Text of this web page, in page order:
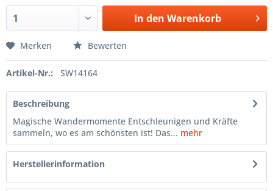
In den Warenkorb
Merken Bewerten
Artikel-Nr.: SW14164
Beschreibung
Magische Wandermomente Entschleunigen und Kräfte
sammeln, wo es am schönsten ist! Das... mehr
Herstellerinformation